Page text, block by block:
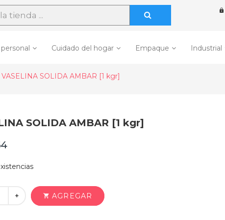

Cuidado del hogar Empaque Industrial
VASELINA SOLIDA AMBAR [1 kgr]
SOLIDA AMBAR [1 kgr]
+ shopping_cart AGREGAR